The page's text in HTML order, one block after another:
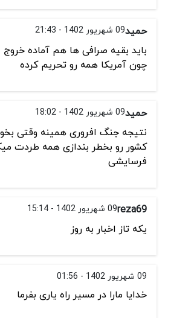
حمید09 شهریور 1402 - 21:43
باید بقیه صرافی ها هم آماده
چون آمریکا همه رو تحریم کرده
حمید09 شهریور 1402 - 18:02
نتیجه جنگ افروری همینه وقتی
کشور رو بخطر بندازی همه طردت
فرسایشی
reza6909 شهریور 1402 - 15:14
یکه تاز اخبار به روز
09 شهریور 1402 - 01:56
خدایا مارا در مسیر راه یاری بفرما